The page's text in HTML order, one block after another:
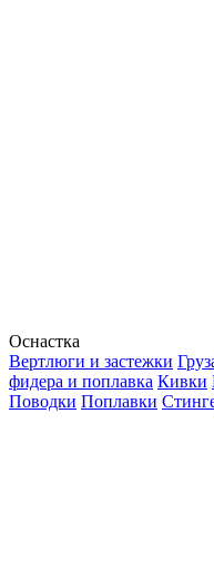
Оснастка
Вертлюги и застежки
фидера и поплавка Кивки
Поводки Поплавки